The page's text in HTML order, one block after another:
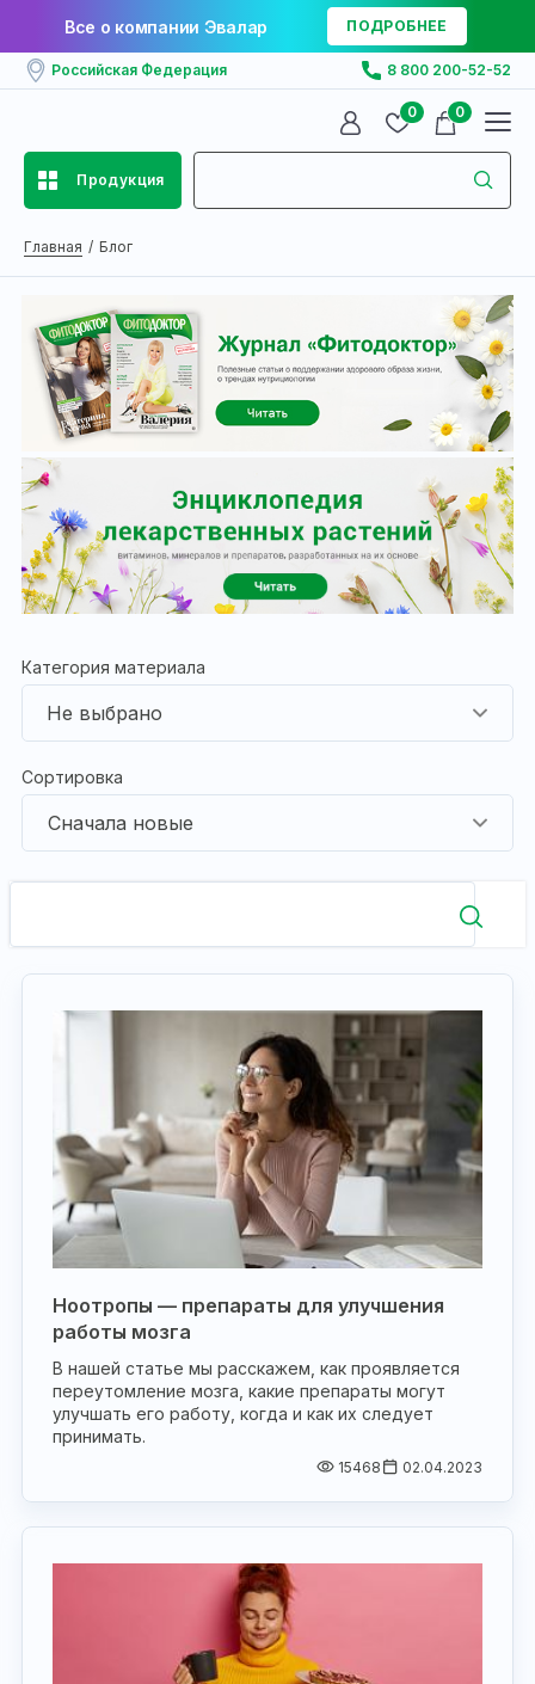
Все о компании Эвалар ПОДРОБНЕЕ
Российская Федерация 8 800 200-52-52
0 0
Продукция
Главная Блог
Категория материала
Сортировка
Сначала новые
Ноотропы — препараты для улучшения
работы мозга
В нашей статье мы расскажем, как проявляется
переутомление мозга, какие препараты могут
улучшать его работу, когда и как их следует
принимать.
15468 02.04.2023